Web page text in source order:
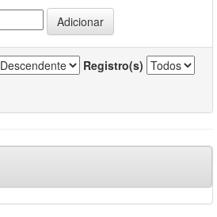
Registro(s)